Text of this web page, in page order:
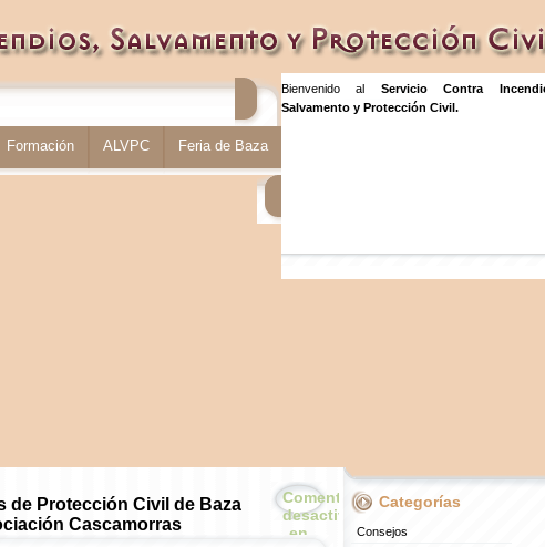
Formación ALVPC Feria de Baza
Bienvenido al Servicio Contra
Salvamento y Protección Civil.
de Protección Civil de Baza
Cascamorras
Comentarios
desactivados
en
Categorías
Consejos